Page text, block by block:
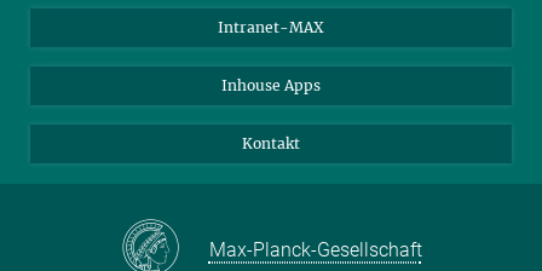
Intranet-MAX
Inhouse Apps
Kontakt
Max-Planck-Gesellschaft